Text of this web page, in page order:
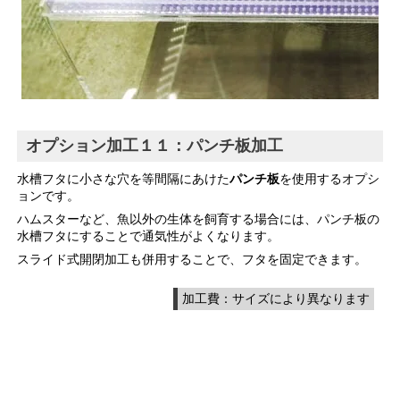
オプション加工１１：パンチ板加工
水槽フタに小さな穴を等間隔にあけたパンチ板を使用するオプシ
ョンです。
ハムスターなど、魚以外の生体を飼育する場合には、パンチ板の
水槽フタにすることで通気性がよくなります。
スライド式開閉加工も併用することで、フタを固定できます。
加工費：サイズにより異なります